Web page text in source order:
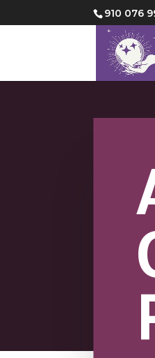
910 076